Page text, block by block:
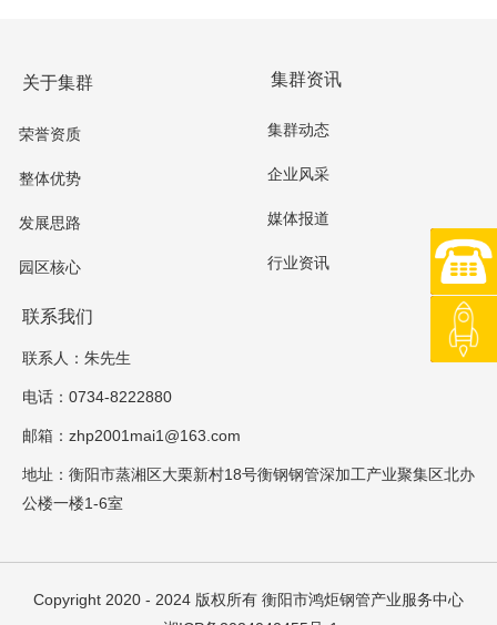
关于集群
荣誉资质
整体优势
发展思路
园区核心
集群资讯
集群动态
企业风采
媒体报道
行业资讯
联系我们
联系人：朱先生
电话：0734-8222880
邮箱：zhp2001mai1@163.com
地址：衡阳市蒸湘区大栗新村18号衡钢钢管深加工产业聚集区北办
公楼一楼1-6室
Copyright 2020 - 2024 版权所有 衡阳市鸿炬钢管产业服务中心
0734-
返回顶